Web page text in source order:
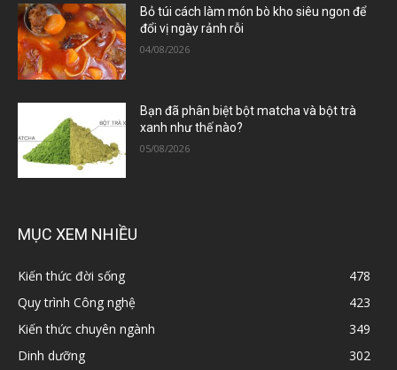
Bỏ túi cách làm món bò kho siêu ngon để
đổi vị ngày rảnh rỗi
04/08/2026
Bạn đã phân biệt bột matcha và bột trà
xanh như thế nào?
05/08/2026
MỤC XEM NHIỀU
Kiến thức đời sống
478
Quy trình Công nghệ
423
Kiến thức chuyên ngành
349
Dinh dưỡng
302